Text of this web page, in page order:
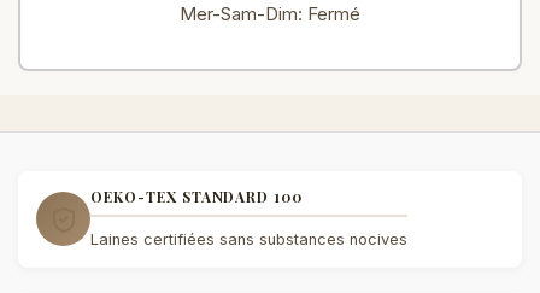
Mer-Sam-Dim: Fermé
OEKO-TEX STANDARD 100
Laines certifiées sans substances nocives